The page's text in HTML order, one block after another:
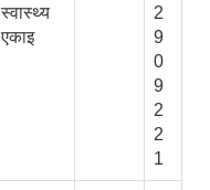
स्वास्थ्य
एकाइ
2
9
0
9
2
2
1